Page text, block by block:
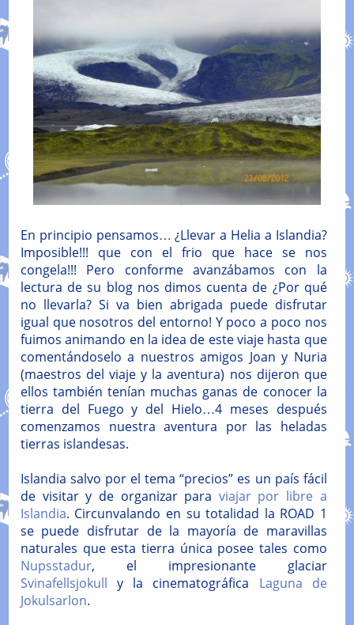
En principio pensamos… ¿Llevar a Helia a Islandia?
Imposible!!! que con el frio que hace se nos
congela!!! Pero conforme avanzábamos con la
lectura de su blog nos dimos cuenta de ¿Por qué
no llevarla? Si va bien abrigada puede disfrutar
igual que nosotros del entorno! Y poco a poco nos
fuimos animando en la idea de este viaje hasta que
comentándoselo a nuestros amigos Joan y Nuria
(maestros del viaje y la aventura) nos dijeron que
ellos también tenían muchas ganas de conocer la
tierra del Fuego y del Hielo…4 meses después
comenzamos nuestra aventura por las heladas
tierras islandesas.
Islandia salvo por el tema “precios” es un país fácil
de visitar y de organizar para viajar por libre a
Islandia. Circunvalando en su totalidad la ROAD 1
se puede disfrutar de la mayoría de maravillas
naturales que esta tierra única posee tales como
Nupsstadur, el impresionante glaciar
Svinafellsjokull y la cinematográfica Laguna de
Jokulsarlon.